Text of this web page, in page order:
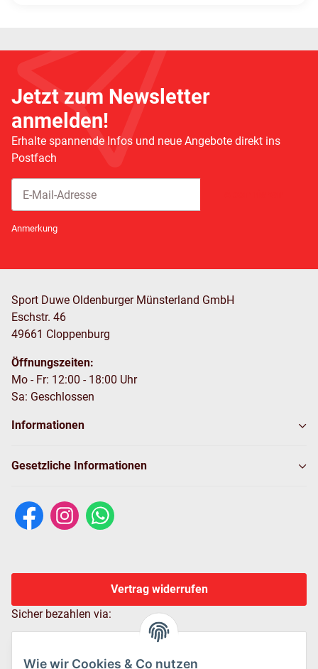
Wie wir Cookies & Co nutzen
Jetzt zum Newsletter
anmelden!
Erhalte spannende Infos und neue Angebote direkt ins
Postfach
Anmerkung
Sport Duwe Oldenburger Münsterland GmbH
Eschstr. 46
49661 Cloppenburg
Öffnungszeiten:
Mo - Fr: 12:00 - 18:00 Uhr
Sa: Geschlossen
Informationen
Gesetzliche Informationen
Vertrag widerrufen
Sicher bezahlen via: